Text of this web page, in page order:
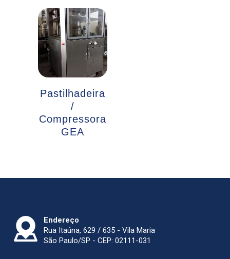
Pastilhadeira
/
Compressora
GEA
Endereço
Rua Itaúna, 629 / 635 - Vila Maria
São Paulo/SP - CEP: 02111-031